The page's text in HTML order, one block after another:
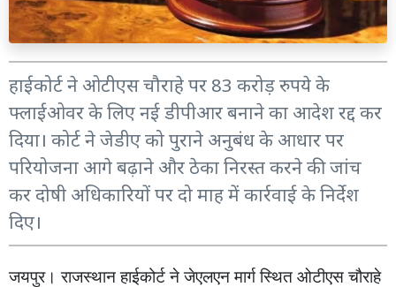
हाईकोर्ट ने ओटीएस चौराहे पर 83 करोड़ रुपये के
फ्लाईओवर के लिए नई डीपीआर बनाने का आदेश रद्द कर
दिया। कोर्ट ने जेडीए को पुराने अनुबंध के आधार पर
परियोजना आगे बढ़ाने और ठेका निरस्त करने की जांच
कर दोषी अधिकारियों पर दो माह में कार्रवाई के निर्देश
दिए।
जयपुर। राजस्थान हाईकोर्ट ने जेएलएन मार्ग स्थित ओटीएस चौराहे